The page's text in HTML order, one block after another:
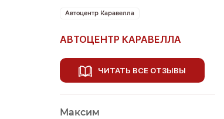
Автоцентр Каравелла
АВТОЦЕНТР КАРАВЕЛЛА
ЧИТАТЬ ВСЕ ОТЗЫВЫ
Максим